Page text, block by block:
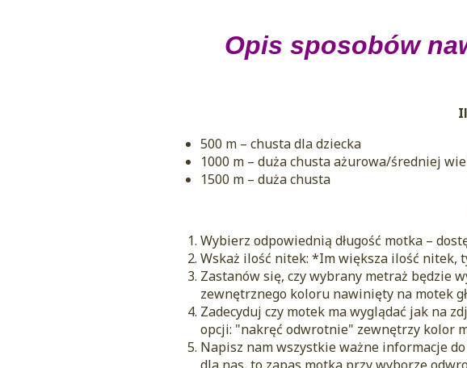
Opis sposobów
500 m – chusta dla dziecka
1000 m – duża chusta ażurowa/średniej
1500 m – duża chusta
Wybierz odpowiednią długość motka –
Wskaż ilość nitek: *Im większa ilość nitek,
Zastanów się, czy wybrany metraż będzie
zewnętrznego koloru nawinięty na motek
Zadecyduj czy motek ma wyglądać jak na
opcji: "nakręć odwrotnie" zewnętrzy kolor
Napisz nam wszystkie ważne informacje